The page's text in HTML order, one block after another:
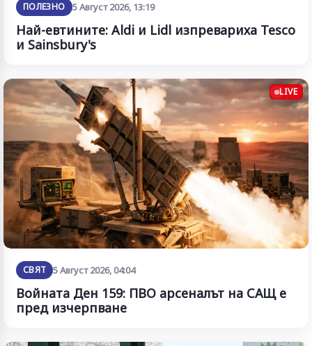
ПОЛЕЗНО 5 Август 2026, 13:19
Най-евтините: Aldi и Lidl изпревариха Tesco
и Sainsbury's
LIVE
СВЯТ 5 Август 2026, 04:04
Войната Ден 159: ПВО арсеналът на САЩ е
пред изчерпване